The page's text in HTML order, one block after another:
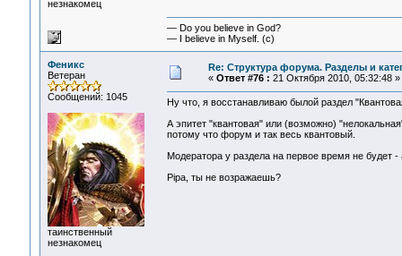
незнакомец
— Do you believe in God?
— I believe in Myself. (c)
Феникс
Ветеран
Сообщений: 1045
таинственный
незнакомец
Re: Структура форума. Разделы и
« Ответ #76 : 21 Октября 2010, 05:32:48 »
Ну что, я восстанавливаю былой раздел
А эпитет "квантовая" или (возможно)
потому что форум и так весь квантовый.
Модератора у раздела на первое время не будет
Pipa, ты не возражаешь?